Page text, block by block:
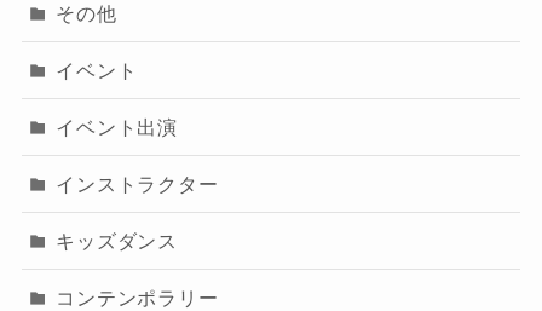
その他
イベント
イベント出演
インストラクター
キッズダンス
コンテンポラリー